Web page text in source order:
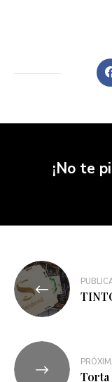
¡No te
Torta